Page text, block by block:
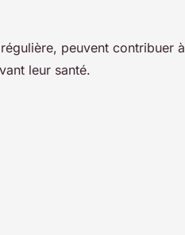
peuvent contribuer à
leur santé.